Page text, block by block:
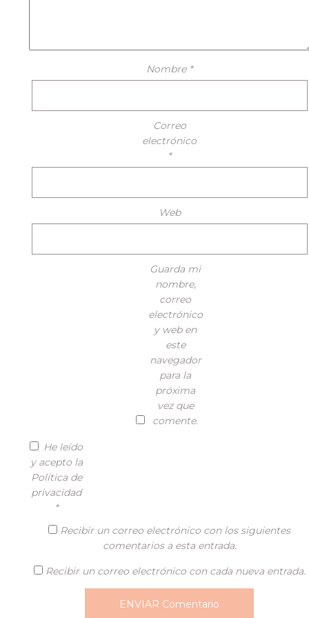
Nombre *
Correo
electrónico
*
Web
Guarda mi
nombre,
correo
electrónico
y web en
este
navegador
para la
próxima
vez que
comente.
He leído
y acepto la
Política de
privacidad
*
Recibir un correo electrónico con los siguientes
comentarios a esta entrada.
Recibir un correo electrónico con cada nueva entrada.